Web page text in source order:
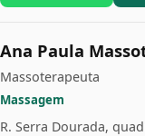
Ana Paula
Massoterapeuta
Massagem
R. Serra Dourada,